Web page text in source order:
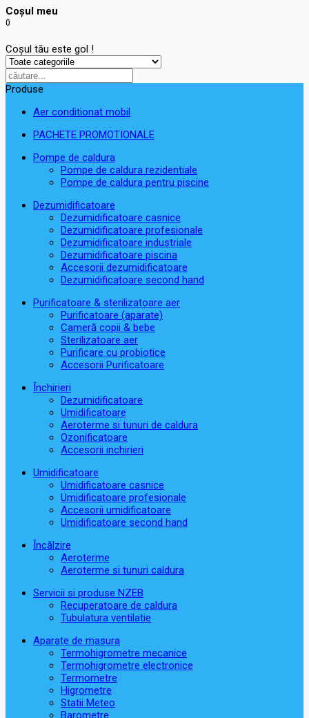
Coşul meu
0
Coșul tău este gol !
Produse
Aer conditionat mobil
PACHETE PROMOTIONALE
Pompe de caldura
Pompe de caldura rezidentiale
Pompe de caldura pentru piscine
Dezumidificatoare
Dezumidificatoare casnice
Dezumidificatoare profesionale
Dezumidificatoare industriale
Dezumidificatoare piscina
Accesorii dezumidificatoare
Dezumidificatoare second hand
Purificatoare & sterilizatoare aer
Purificatoare (aparate)
Cameră copii & bebe
Sterilizatoare aer
Purificare cu probiotice
Accesorii Purificatoare
Închirieri
Dezumidificatoare
Umidificatoare
Aeroterme si tunuri de caldura
Ozonificatoare
Accesorii inchirieri
Umidificatoare
Umidificatoare casnice
Umidificatoare profesionale
Accesorii umidificatoare
Umidificatoare second hand
Încălzire
Aeroterme
Aeroterme si tunuri caldura
Servicii si produse NZEB
Recuperatoare de caldura
Tubulatura ventilatie
Aparate de masura
Termohigrometre mecanice
Termohigrometre electronice
Termometre
Higrometre
Statii Meteo
Barometre